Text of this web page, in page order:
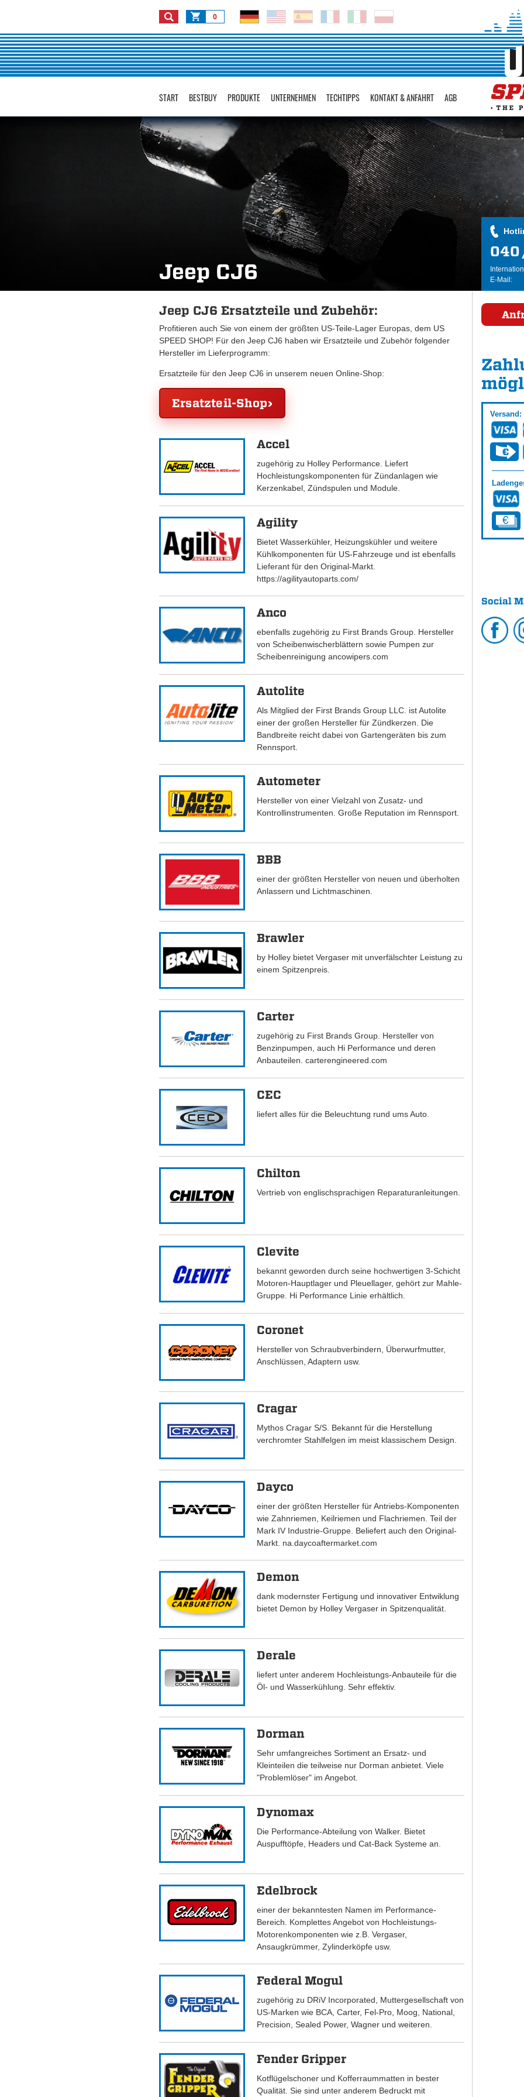
0
START BESTBUY PRODUKTE UNTERNEHMEN TECHTIPPS KONTAKT & ANFAHRT AGB
Jeep CJ6
040
E-Mail:
Jeep CJ6 Ersatzteile und Zubehör:
Profitieren auch Sie von einem der größten US-Teile-Lager Europas, dem US
SPEED SHOP! Für den Jeep CJ6 haben wir Ersatzteile und Zubehör folgender
Hersteller im Lieferprogramm:
Ersatzteile für den Jeep CJ6 in unserem neuen Online-Shop:
Ersatzteil-Shop
Accel
zugehörig zu Holley Performance. Liefert
Hochleistungskomponenten für Zündanlagen wie
Kerzenkabel, Zündspulen und Module.
Agility
Bietet Wasserkühler, Heizungskühler und weitere
Kühlkomponenten für US-Fahrzeuge und ist ebenfalls
Lieferant für den Original-Markt.
https://agilityautoparts.com/
Anco
ebenfalls zugehörig zu First Brands Group. Hersteller
von Scheibenwischerblättern sowie Pumpen zur
Scheibenreinigung ancowipers.com
Autolite
Als Mitglied der First Brands Group LLC. ist Autolite
einer der großen Hersteller für Zündkerzen. Die
Bandbreite reicht dabei von Gartengeräten bis zum
Rennsport.
Autometer
Hersteller von einer Vielzahl von Zusatz- und
Kontrollinstrumenten. Große Reputation im Rennsport.
BBB
einer der größten Hersteller von neuen und überholten
Anlassern und Lichtmaschinen.
Brawler
by Holley bietet Vergaser mit unverfälschter Leistung zu
einem Spitzenpreis.
Carter
zugehörig zu First Brands Group. Hersteller von
Benzinpumpen, auch Hi Performance und deren
Anbauteilen. carterengineered.com
CEC
liefert alles für die Beleuchtung rund ums Auto.
Chilton
Vertrieb von englischsprachigen Reparaturanleitungen.
Clevite
bekannt geworden durch seine hochwertigen 3-Schicht
Motoren-Hauptlager und Pleuellager, gehört zur Mahle-
Gruppe. Hi Performance Linie erhältlich.
Coronet
Hersteller von Schraubverbindern, Überwurfmutter,
Anschlüssen, Adaptern usw.
Cragar
Mythos Cragar S/S. Bekannt für die Herstellung
verchromter Stahlfelgen im meist klassischem Design.
Dayco
einer der größten Hersteller für Antriebs-Komponenten
wie Zahnriemen, Keilriemen und Flachriemen. Teil der
Mark IV Industrie-Gruppe. Beliefert auch den Original-
Markt. na.daycoaftermarket.com
Demon
dank modernster Fertigung und innovativer Entwiklung
bietet Demon by Holley Vergaser in Spitzenqualität.
Derale
liefert unter anderem Hochleistungs-Anbauteile für die
Öl- und Wasserkühlung. Sehr effektiv.
Dorman
Sehr umfangreiches Sortiment an Ersatz- und
Kleinteilen die teilweise nur Dorman anbietet. Viele
"Problemlöser" im Angebot.
Dynomax
Die Performance-Abteilung von Walker. Bietet
Auspufftöpfe, Headers und Cat-Back Systeme an.
Edelbrock
einer der bekanntesten Namen im Performance-
Bereich. Komplettes Angebot von Hochleistungs-
Motorenkomponenten wie z.B. Vergaser,
Ansaugkrümmer, Zylinderköpfe usw.
Federal Mogul
zugehörig zu DRiV Incorporated, Muttergesellschaft von
US-Marken wie BCA, Carter, Fel-Pro, Moog, National,
Precision, Sealed Power, Wagner und weiteren.
Fender Gripper
Kotflügelschoner und Kofferraummatten in bester
Qualität. Sie sind unter anderem Bedruckt mit
Versand:
Social